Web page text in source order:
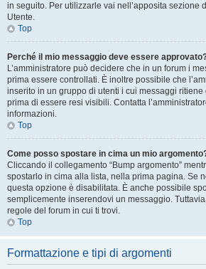
in seguito. Per utilizzarle vai nell’apposita sezione
Utente.
Top
Perché il mio messaggio deve essere
L’amministratore può decidere che in un forum i
prima essere controllati. È inoltre possibile che
inserito in un gruppo di utenti i cui messaggi
prima di essere resi visibili. Contatta
informazioni.
Top
Come posso spostare in cima un mio
Cliccando il collegamento “Bump argomento”
spostarlo in cima alla lista, nella prima pagina. Se
questa opzione è disabilitata. È anche possibile
semplicemente inserendovi un messaggio.
regole del forum in cui ti trovi.
Top
Formattazione e tipi di argomenti